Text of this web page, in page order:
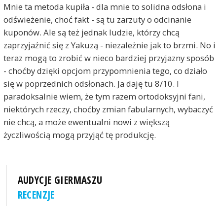
Mnie ta metoda kupiła - dla mnie to solidna odsłona i
odświeżenie, choć fakt - są tu zarzuty o odcinanie
kuponów. Ale są też jednak ludzie, którzy chcą
zaprzyjaźnić się z Yakuzą - niezależnie jak to brzmi. No i
teraz mogą to zrobić w nieco bardziej przyjazny sposób
- choćby dzięki opcjom przypomnienia tego, co działo
się w poprzednich odsłonach. Ja daję tu 8/10. I
paradoksalnie wiem, że tym razem ortodoksyjni fani,
niektórych rzeczy, choćby zmian fabularnych, wybaczyć
nie chcą, a może ewentualni nowi z większą
życzliwością mogą przyjąć tę produkcję.
AUDYCJE GIERMASZU
RECENZJE